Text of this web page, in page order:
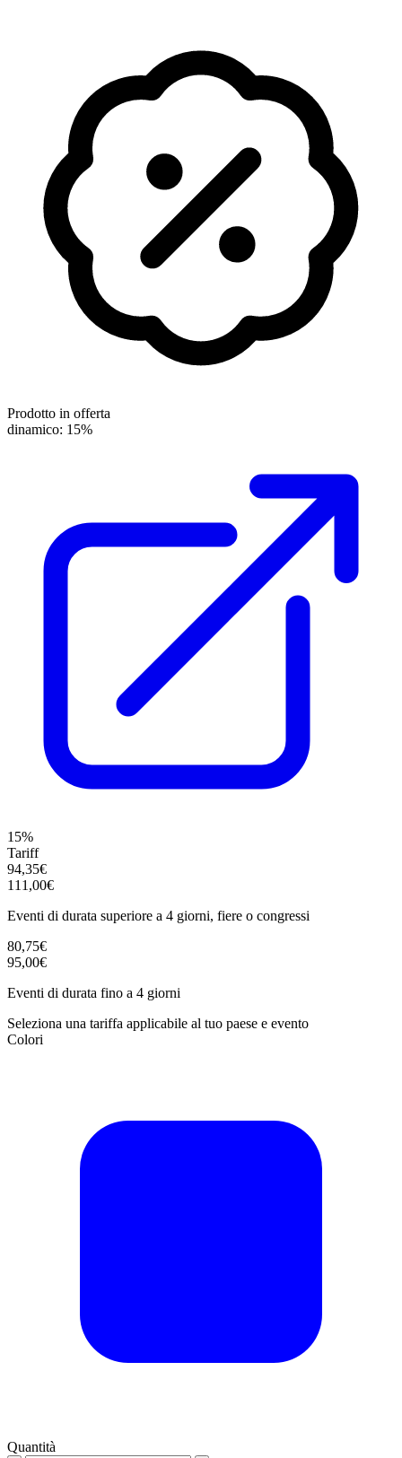
Prodotto in offerta
dinamico: 15%
15%
Tariff
94,35€
111,00€
Eventi di durata superiore a 4 giorni, fiere o congressi
80,75€
95,00€
Eventi di durata fino a 4 giorni
Seleziona una tariffa applicabile al tuo paese e evento
Colori
Quantità